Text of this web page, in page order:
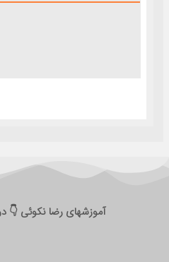
آموزشهای رضا نکوئی 👇